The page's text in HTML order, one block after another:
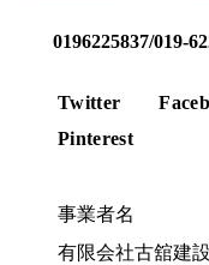
0196225837/019-
Twitter
Pinterest
事業者名
有限会社古舘建設